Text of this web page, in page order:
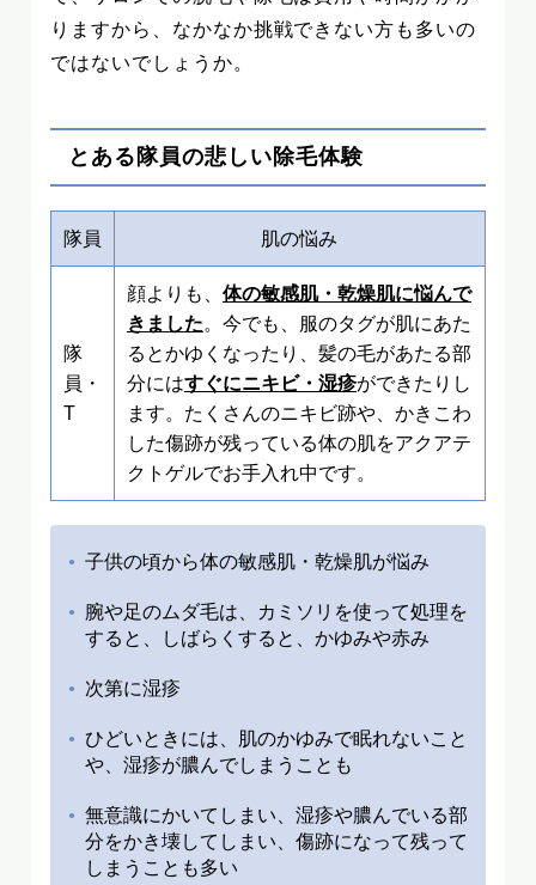
りますから、なかなか挑戦できない方も多いの
ではないでしょうか。
とある隊員の悲しい除毛体験
隊員 肌の悩み
隊
員・
T
顔よりも、 体の敏感肌・乾燥肌に悩んで
きました。今でも、服のタグが肌にあた
るとかゆくなったり、髪の毛があたる部
分にはすぐにニキビ・湿疹ができたりし
ます。たくさんのニキビ跡や、かきこわ
した傷跡が残っている体の肌をアクアテ
クトゲルでお手入れ中です。
子供の頃から体の敏感肌・乾燥肌が悩み
腕や足のムダ毛は、カミソリを使って処理を
すると、しばらくすると、かゆみや赤み
次第に湿疹
ひどいときには、肌のかゆみで眠れないこと
や、湿疹が膿んでしまうことも
無意識にかいてしまい、湿疹や膿んでいる部
分をかき壊してしまい、傷跡になって残って
しまうことも多い